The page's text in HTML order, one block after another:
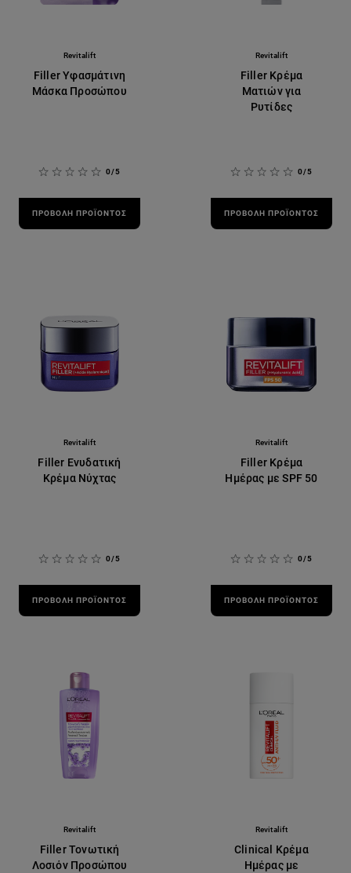
Revitalift
Filler Υφασμάτινη
Μάσκα Προσώπου
0/5
ΠΡΟΒΟΛΉ ΠΡΟΪΌΝΤΟΣ
Revitalift
Filler Κρέμα
Ματιών για
Ρυτίδες
0/5
ΠΡΟΒΟΛΉ ΠΡΟΪΌΝΤΟΣ
Revitalift
Filler Ενυδατική
Κρέμα Νύχτας
0/5
ΠΡΟΒΟΛΉ ΠΡΟΪΌΝΤΟΣ
Revitalift
Filler Κρέμα
Ημέρας με SPF 50
0/5
ΠΡΟΒΟΛΉ ΠΡΟΪΌΝΤΟΣ
Revitalift
Filler Τονωτική
Λοσιόν Προσώπου
Revitalift
Clinical Κρέμα
Ημέρας με